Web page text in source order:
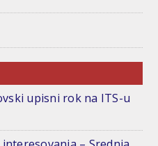
upisni rok na ITS-u